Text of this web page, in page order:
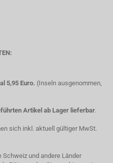
5,95 Euro. (Inseln ausgenommen,
Artikel ab Lager lieferbar.
sich inkl. aktuell gültiger MwSt.
Schweiz und andere Länder